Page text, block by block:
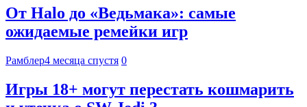
От Halo до «Ведьмака»: самые
ожидаемые ремейки игр
Рамблер4 месяца спустя 0
Игры 18+ могут перестать кошмарить